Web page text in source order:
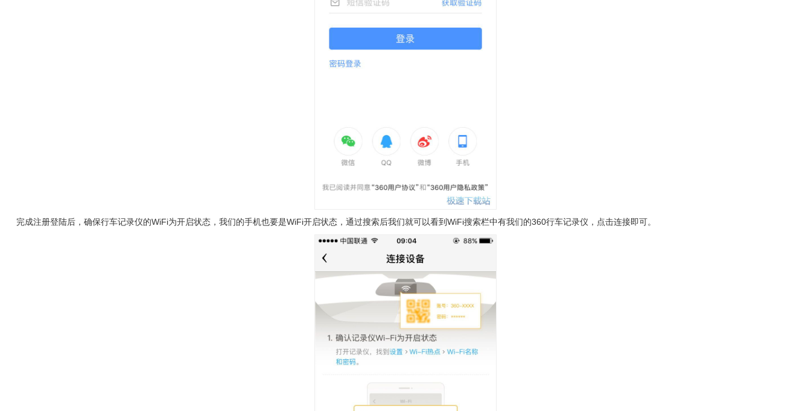
完成注册登陆后，确保行车记录仪的WiFi为开启状态，我们的手机也要是WiFi开启状态，通过搜索后我们就可以看到WiFi搜索栏中有我们的360行车记录仪，点击连接即可。